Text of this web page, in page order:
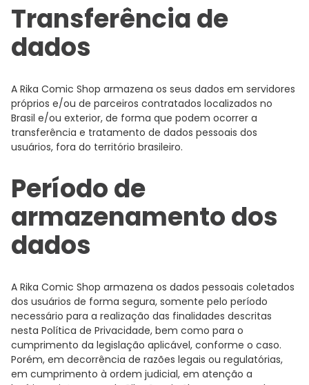
Transferência de
dados
A Rika Comic Shop armazena os seus dados em servidores
próprios e/ou de parceiros contratados localizados no
Brasil e/ou exterior, de forma que podem ocorrer a
transferência e tratamento de dados pessoais dos
usuários, fora do território brasileiro.
Período de
armazenamento dos
dados
A Rika Comic Shop armazena os dados pessoais coletados
dos usuários de forma segura, somente pelo período
necessário para a realização das finalidades descritas
nesta Política de Privacidade, bem como para o
cumprimento da legislação aplicável, conforme o caso.
Porém, em decorrência de razões legais ou regulatórias,
em cumprimento à ordem judicial, em atenção a